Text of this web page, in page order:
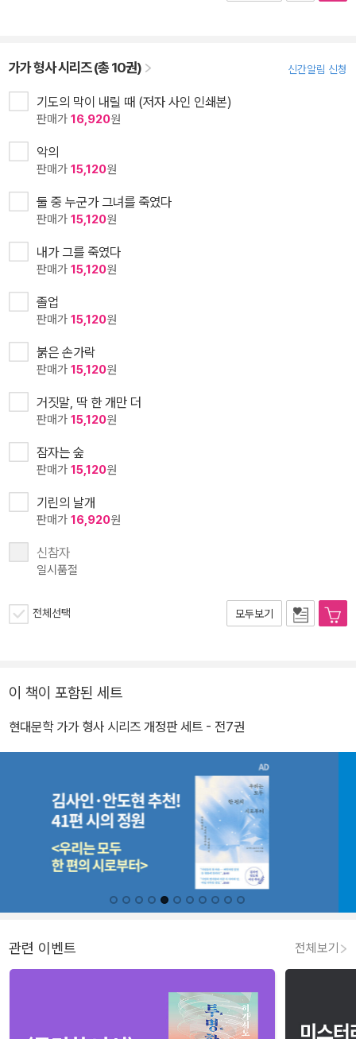
가가 형사 시리즈 (총 10권) 신간알림 신청
기도의 막이 내릴 때 (저자 사인 인쇄본)
판매가 16,920원
악의
판매가 15,120원
둘 중 누군가 그녀를 죽였다
판매가 15,120원
내가 그를 죽였다
판매가 15,120원
졸업
판매가 15,120원
붉은 손가락
판매가 15,120원
거짓말, 딱 한 개만 더
판매가 15,120원
잠자는 숲
판매가 15,120원
기린의 날개
판매가 16,920원
신참자
일시품절
전체선택 모두보기
이 책이 포함된 세트
현대문학 가가 형사 시리즈 개정판 세트 - 전7권
관련 이벤트 전체보기